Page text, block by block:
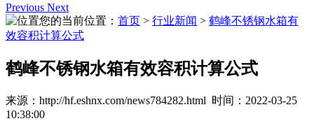
Previous Next
您的当前位置： 首页 > 行业新闻 > 鹤峰不锈钢水箱有
效容积计算公式
鹤峰不锈钢水箱有效容积计算公式
来源：http://hf.eshnx.com/news784282.html 时间：2022-03-25
10:38:00